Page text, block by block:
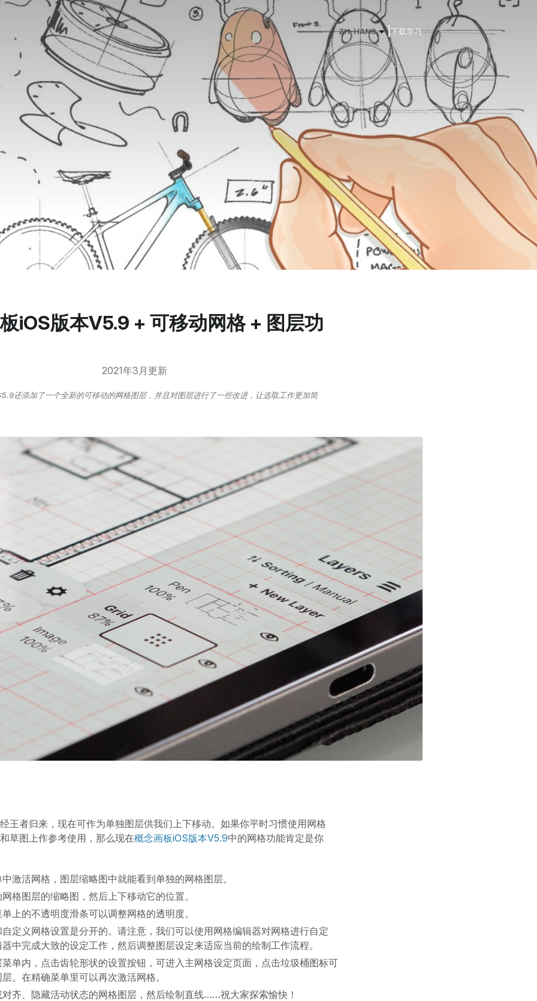
ZH-HANS |下载学习
iOS版本V5.9 + 可移动网格 + 图层功
2021年3月更新
还添加了一个全新的可移动的网格图层，并且对图层进行了一些改进，让选取工作更加简
王者归来，现在可作为单独图层供我们上下移动。如果你平时习惯使用网格
草图上作参考使用，那么现在概念画板iOS版本V5.9中的网格功能肯定是你
激活网格，图层缩略图中就能看到单独的网格图层。
格图层的缩略图，然后上下移动它的位置。
上的不透明度滑条可以调整网格的透明度。
定义网格设置是分开的。请注意，我们可以使用网格编辑器对网格进行自定
中完成大致的设定工作，然后调整图层设定来适应当前的绘制工作流程。
单内，点击齿轮形状的设置按钮，可进入主网格设定页面，点击垃圾桶图标可
。在精确菜单里可以再次激活网格。
齐、隐藏活动状态的网格图层，然后绘制直线……祝大家探索愉快！